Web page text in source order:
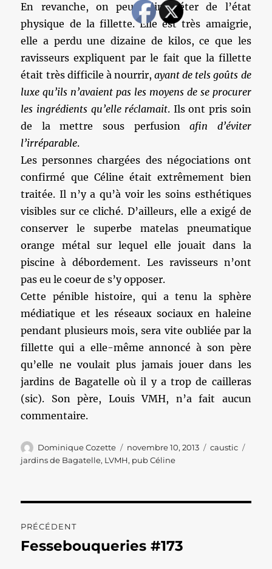
En revanche, on peut s’inquiéter de l’état
physique de la fillette. Elle est très amaigrie,
elle a perdu une dizaine de kilos, ce que les
ravisseurs expliquent par le fait que la fillette
était très difficile à nourrir,ayant de tels goûts de
luxe qu’ils n’avaient pas les moyens de se procurer
les ingrédients qu’elle réclamait. Ils ont pris soin
de la mettre sous perfusionafin d’éviter
l’irréparable.
Les personnes chargées des négociations ont
confirmé que Céline était extrêmement bien
traitée. Il n’y a qu’à voir les soins esthétiques
visibles sur ce cliché. D’ailleurs, elle a exigé de
conserver le superbe matelas pneumatique
orange métal sur lequel elle jouait dans la
piscine à débordement. Les ravisseurs n’ont
pas eu le coeur de s’y opposer.
Cette pénible histoire, qui a tenu la sphère
médiatique et les réseaux sociaux en haleine
pendant plusieurs mois, sera vite oubliée par la
fillette qui a elle-même annoncé à son père
qu’elle ne voulait plus jamais jouer dans les
jardins de Bagatelle où il y a trop de cailleras
(sic). Son père, Louis VMH, n’a fait aucun
commentaire.
Auteur
Dominique Cozette
Publié
le
novembre 10, 2013 Catégories
caustic
jardins de Bagatelle, LVMH, pub Céline
de
PRÉCÉDENT
Publication
Fessebouqueries #173